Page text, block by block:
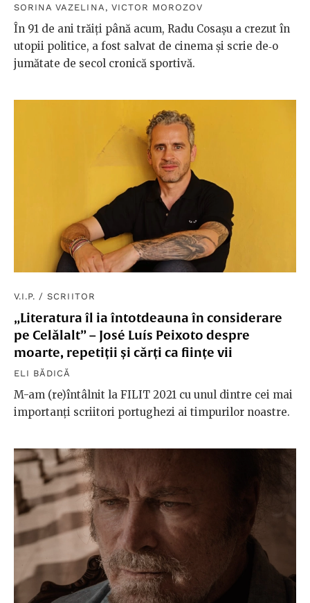
SORINA VAZELINA , VICTOR MOROZOV
În 91 de ani trăiţi până acum, Radu Cosaşu a crezut în
utopii politice, a fost salvat de cinema şi scrie de‐o
jumătate de secol cronică sportivă.
V.I.P. /SCRIITOR
„Literatura îl ia întotdeauna în considerare
pe Celălalt” – José Luís Peixoto despre
moarte, repetiții și cărți ca ființe vii
ELI BĂDICĂ
M-am (re)întâlnit la FILIT 2021 cu unul dintre cei mai
importanți scriitori portughezi ai timpurilor noastre.